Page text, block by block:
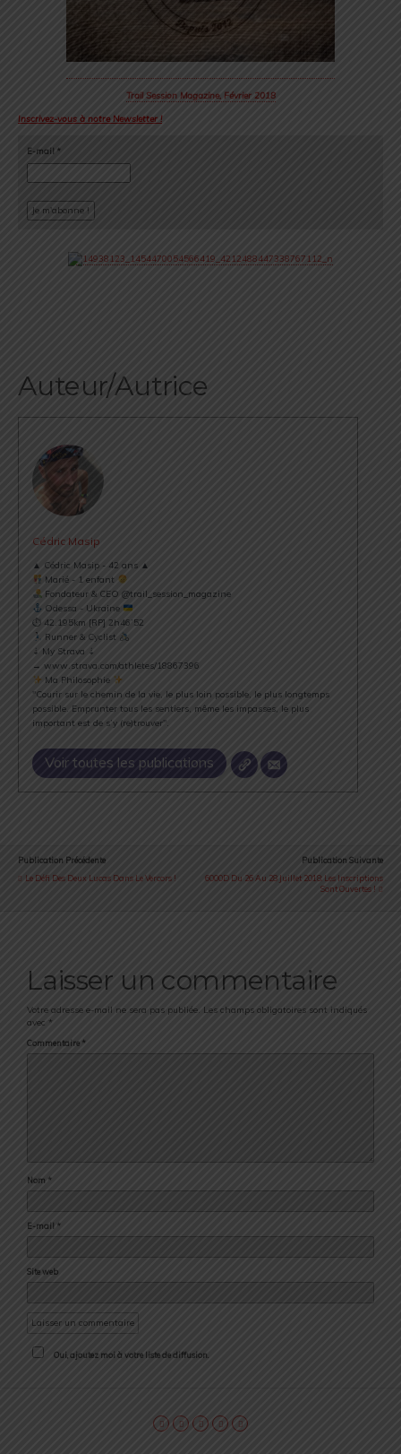
Trail Session Magazine, Février 2018
Inscrivez-vous à notre Newsletter !
E-mail *
Auteur/Autrice
Cédric Masip
▲ Cédric Masip - 42 ans ▲
Marié - 1 enfant
Fondateur & CEO @trail_session_magazine
Odessa - Ukraine
⏱ 42.195km [RP] 2h46’52
Runner & Cyclist
⇣ My Strava ⇣
→ www.strava.com/athletes/18867396
Ma Philosophie
"Courir sur le chemin de la vie, le plus loin possible, le plus longtemps
possible. Emprunter tous les sentiers, même les impasses, le plus
important est de s’y (re)trouver".
Voir toutes les publications
Publication Précédente
Le Défi Des Deux Lucas Dans Le Vercors !
Publication Suivante
6000D Du 26 Au 28 Juillet 2018: Les Inscriptions
Sont Ouvertes !
Laisser un commentaire
Votre adresse e-mail ne sera pas publiée. Les champs obligatoires sont indiqués
avec *
Commentaire *
Nom *
E-mail *
Site web
Oui, ajoutez moi à votre liste de diffusion.